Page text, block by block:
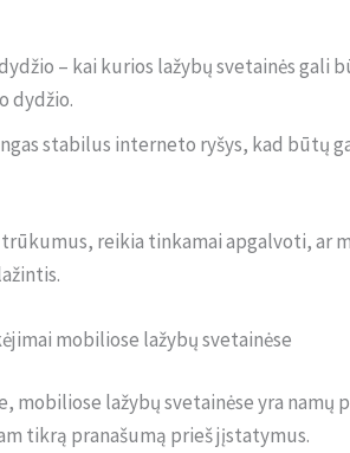
– kai kurios lažybų svetainės gali
dydžio.
stabilus interneto ryšys, kad būtų
reikia tinkamai apgalvoti, ar
mobiliose lažybų svetainėse
mobiliose lažybų svetainėse yra namų
tikrą pranašumą prieš jįstatymus.